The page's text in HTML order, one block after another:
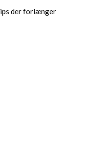
der forlænger